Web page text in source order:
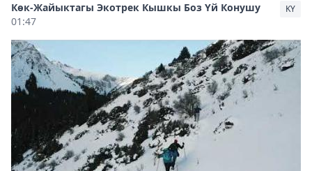
Көк-Жайыктагы Экотрек Кышкы Боз Үй Конушу
01:47
KY